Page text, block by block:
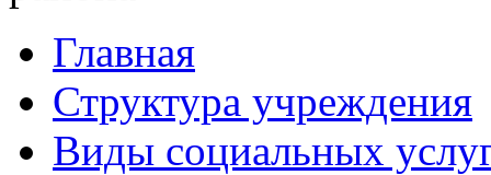
Главная
Структура учреждения
Виды социальных